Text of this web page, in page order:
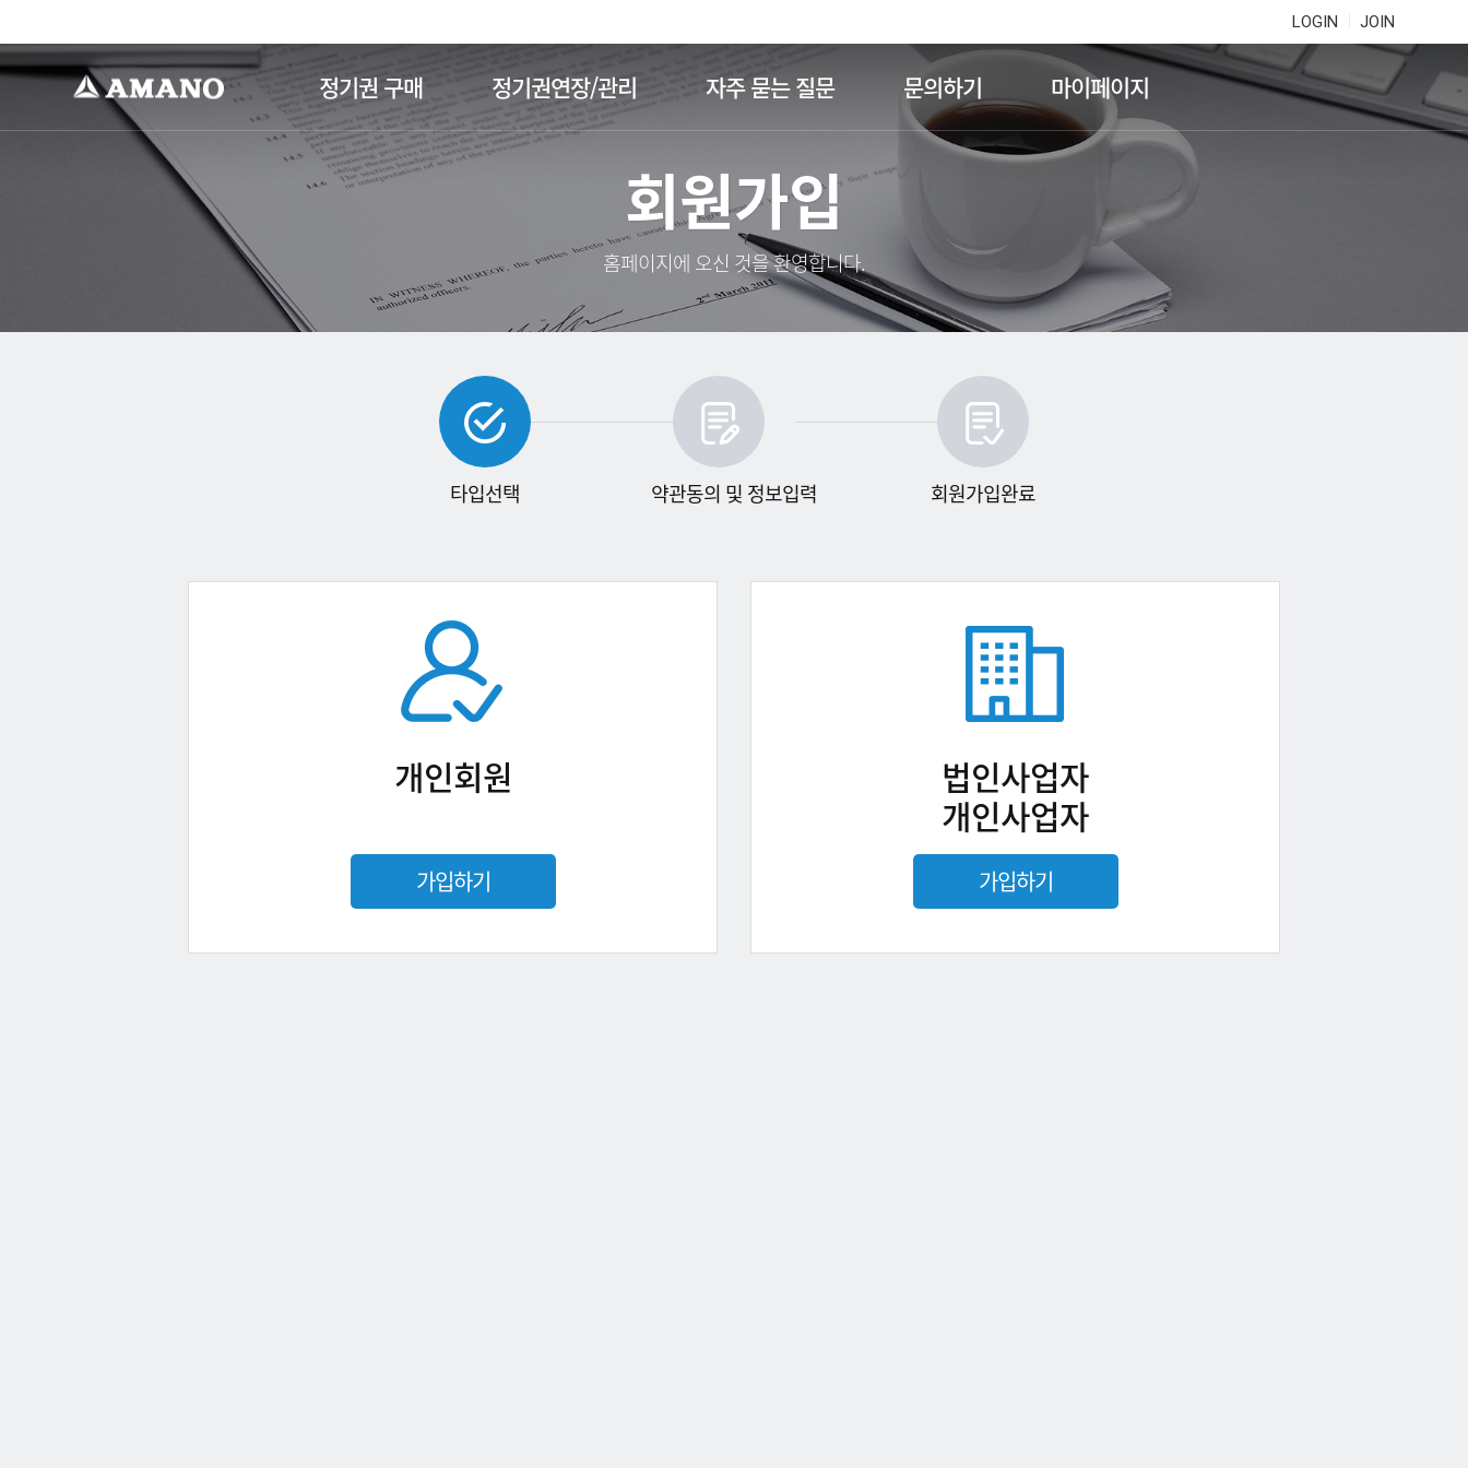
LOGIN JOIN
정기권 구매 정기권연장/관리 자주 묻는 질문 문의하기 마이페이지
회원가입
홈페이지에 오신 것을 환영합니다.
타입선택 약관동의 및 정보입력 회원가입완료
개인회원
가입하기
법인사업자
개인사업자
가입하기